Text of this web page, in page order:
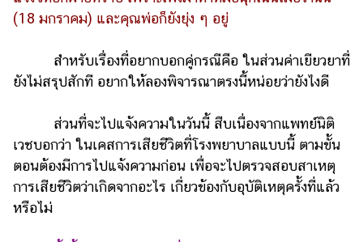
(18 มกราคม) และคุณพ่อก็ยังยุ่ง ๆ อยู่
สำหรับเรื่องที่อยากบอกคู่กรณีคือ ในส่วนค่าเยียวยาที่
ยังไม่สรุปสักที อยากให้ลองพิจารณาตรงนี้หน่อยว่ายังไงดี
ส่วนที่จะไปแจ้งความในวันนี้ สืบเนื่องจากแพทย์นิติ
เวชบอกว่า ในเคสการเสียชีวิตที่โรงพยาบาลแบบนี้ ตามขั้น
ตอนต้องมีการไปแจ้งความก่อน เพื่อจะไปตรวจสอบสาเหตุ
การเสียชีวิตว่าเกิดจากอะไร เกี่ยวข้องกับอุบัติเหตุครั้งที่แล้ว
หรือไม่